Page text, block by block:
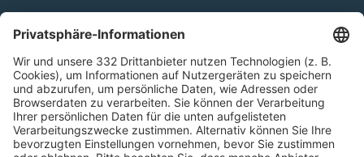
Kontakt
HÄUFIG BESUCHTE SEITEN
Pässe und Vereinswechsel
Trainerausbildung
Schulungsangebot Vereinsmitarbeiter